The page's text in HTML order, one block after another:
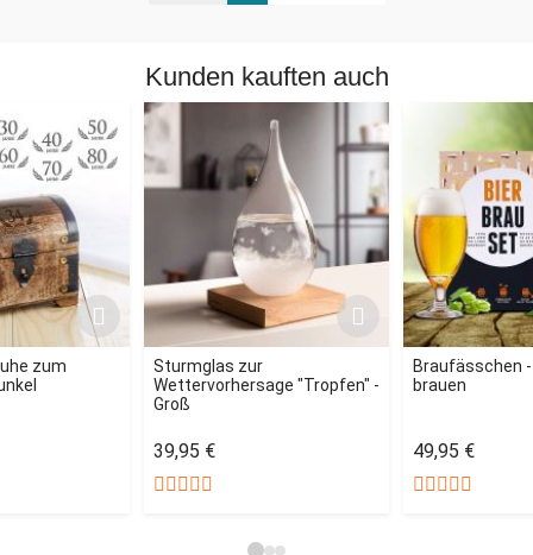
Kunden kauften auch
zum
Sturmglas zur
Wettervorhersage "Tropfen" -
Groß
39,95 €
Braufässchen
brauen
49,95 €